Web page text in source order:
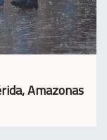
Amazonas